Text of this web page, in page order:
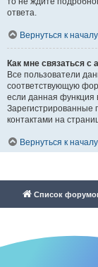
ответа.
Вернуться к началу
Как мне связаться
Все пользователи
соответствующую
если данная функция
Зарегистрированные
контактами на
Вернуться к началу
Список